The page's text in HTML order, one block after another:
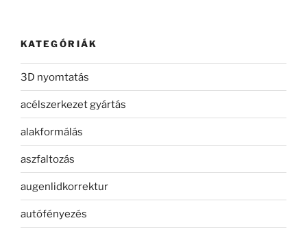
KATEGÓRIÁK
3D nyomtatás
acélszerkezet gyártás
alakformálás
aszfaltozás
augenlidkorrektur
autófényezés